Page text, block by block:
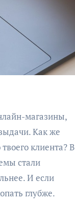
магазины,
Как же
клиента? В
стали
И если
глубже.